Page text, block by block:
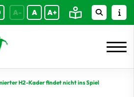
A- A A+
H2-Kader findet nicht ins Spiel